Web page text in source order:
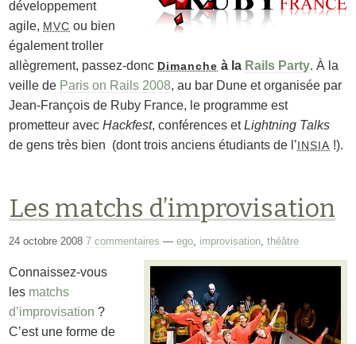
développement
agile, MVC ou bien
également troller
allègrement, passez-donc Dimanche à la Rails Party. À la
veille de Paris on Rails 2008, au bar Dune et organisée par
Jean-François de Ruby France, le programme est
prometteur avecHackfest, conférences etLightning Talks
de gens très bien (dont trois anciens étudiants de l’INSIA !).
Les matchs d’improvisation
24 octobre 20087 commentaires —ego, improvisation,théâtre
Connaissez-vous
les matchs
d’improvisation ?
C’est une forme de